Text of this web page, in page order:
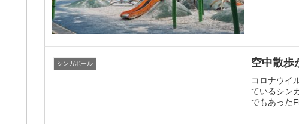
シンガポール 空中散歩
コロナウイ
ているシン
でもあった